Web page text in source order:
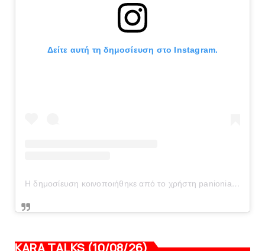
Δείτε αυτή τη δημοσίευση στο Instagram.
Η δημοσίευση κοινοποιήθηκε από το χρήστη panionianea.gr (@panionianea.gr)
KARA TALKS (10/08/26)